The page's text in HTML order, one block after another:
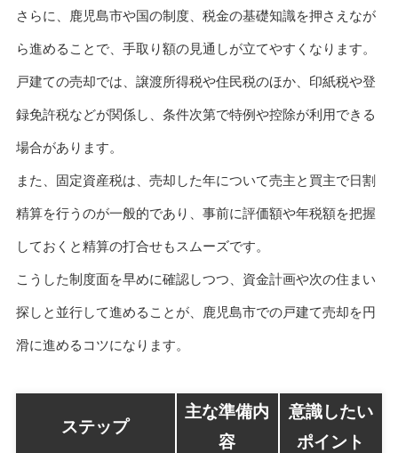
さらに、鹿児島市や国の制度、税金の基礎知識を押さえなが
ら進めることで、手取り額の見通しが立てやすくなります。
戸建ての売却では、譲渡所得税や住民税のほか、印紙税や登
録免許税などが関係し、条件次第で特例や控除が利用できる
場合があります。
また、固定資産税は、売却した年について売主と買主で日割
精算を行うのが一般的であり、事前に評価額や年税額を把握
しておくと精算の打合せもスムーズです。
こうした制度面を早めに確認しつつ、資金計画や次の住まい
探しと並行して進めることが、鹿児島市での戸建て売却を円
滑に進めるコツになります。
ステップ
主な準備内
容
意識したい
ポイント